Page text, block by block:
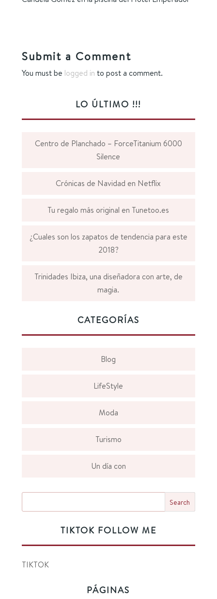
Submit a Comment
You must be logged in to post a comment.
LO ÚLTIMO !!!
Centro de Planchado – ForceTitanium 6000
Silence
Crónicas de Navidad en Netflix
Tu regalo más original en Tunetoo.es
¿Cuales son los zapatos de tendencia para este
2018?
Trinidades Ibiza, una diseñadora con arte, de
magia.
CATEGORÍAS
Blog
LifeStyle
Moda
Turismo
Un día con
TIKTOK FOLLOW ME
TIKTOK
PÁGINAS